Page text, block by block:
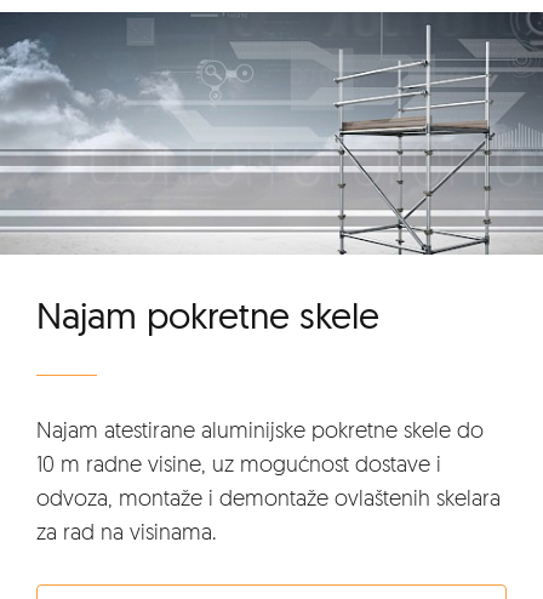
Najam pokretne skele
Najam atestirane aluminijske pokretne skele do
10 m radne visine, uz mogućnost dostave i
odvoza, montaže i demontaže ovlaštenih skelara
za rad na visinama.